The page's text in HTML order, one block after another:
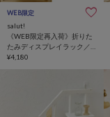
WEB限定
salut!
《WEB限定再入荷》折りた
たみディスプレイラック／
choupinet
¥4,180